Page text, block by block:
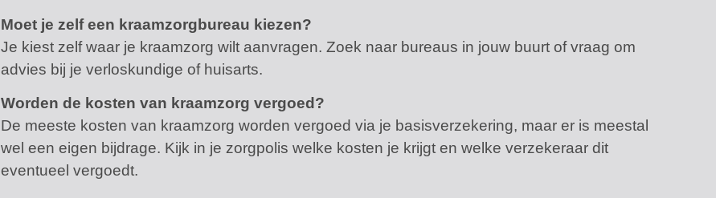
Moet je zelf een kraamzorgbureau kiezen?
Je kiest zelf waar je kraamzorg wilt aanvragen. Zoek naar bureaus in jouw buurt of vraag om
advies bij je verloskundige of huisarts.
Worden de kosten van kraamzorg vergoed?
De meeste kosten van kraamzorg worden vergoed via je basisverzekering, maar er is meestal
wel een eigen bijdrage. Kijk in je zorgpolis welke kosten je krijgt en welke verzekeraar dit
eventueel vergoedt.